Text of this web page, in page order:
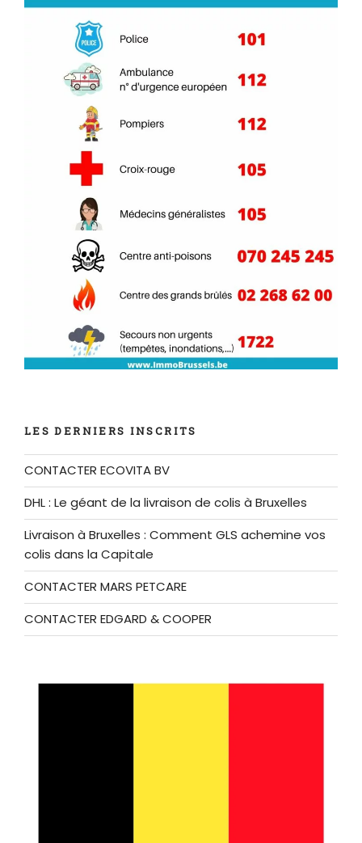
LES DERNIERS INSCRITS
CONTACTER ECOVITA BV
DHL : Le géant de la livraison de colis à Bruxelles
Livraison à Bruxelles : Comment GLS achemine vos
colis dans la Capitale
CONTACTER MARS PETCARE
CONTACTER EDGARD & COOPER